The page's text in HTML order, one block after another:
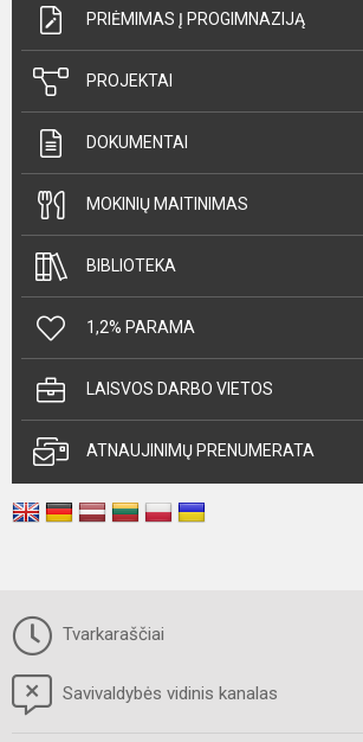
PRIĖMIMAS Į PROGIMNAZIJĄ
PROJEKTAI
DOKUMENTAI
MOKINIŲ MAITINIMAS
BIBLIOTEKA
1,2% PARAMA
LAISVOS DARBO VIETOS
ATNAUJINIMŲ PRENUMERATA
Tvarkaraščiai
Savivaldybės vidinis kanalas